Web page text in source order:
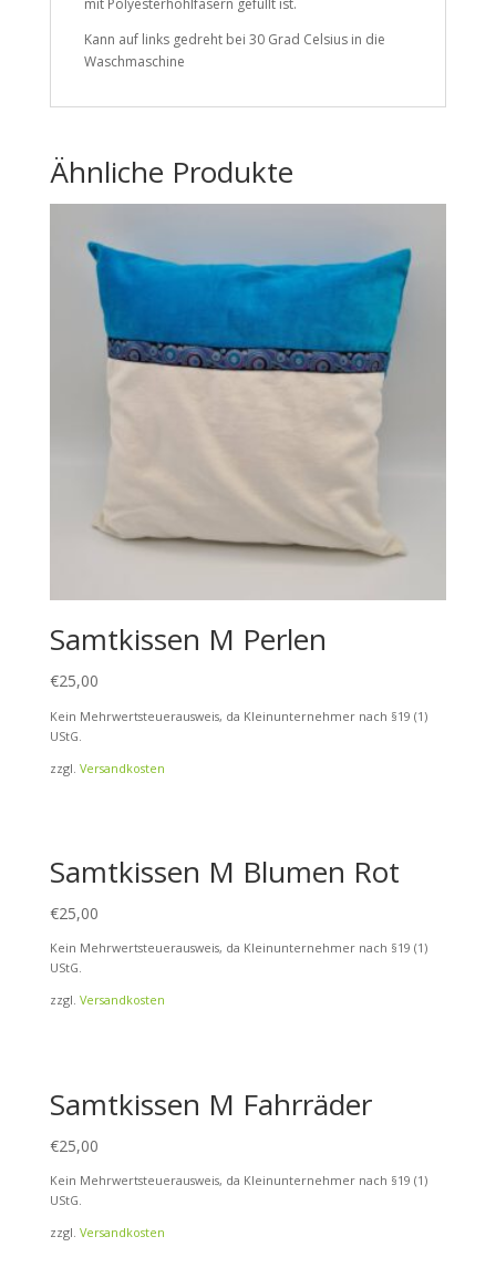
mit Polyesterhohlfasern gefüllt ist.
Kann auf links gedreht bei 30 Grad Celsius in die
Waschmaschine
Ähnliche Produkte
Samtkissen M Perlen
€25,00
Kein Mehrwertsteuerausweis, da Kleinunternehmer nach §19 (1)
UStG.
zzgl. Versandkosten
Samtkissen M Blumen Rot
€25,00
Kein Mehrwertsteuerausweis, da Kleinunternehmer nach §19 (1)
UStG.
zzgl. Versandkosten
Samtkissen M Fahrräder
€25,00
Kein Mehrwertsteuerausweis, da Kleinunternehmer nach §19 (1)
UStG.
zzgl. Versandkosten